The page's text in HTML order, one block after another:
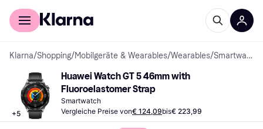
Für Shopper
Klarna/Shopping/Mobilgeräte & Wearables/Wearables/ Smartwatches
+5
Huawei Watch GT 5 46mm with
Fluoroelastomer Strap
Smartwatch
Vergleiche Preise von€ 124,09bis€ 223,99